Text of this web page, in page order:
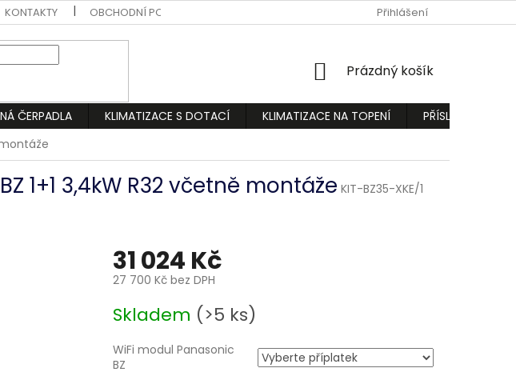
KONTAKTY OBCHODNÍ PODMÍNKY PODMÍNKY OCHRANY OSOBNÍCH ÚDAJŮ
Přihlášení
NÁKUPNÍ
Prázdný košík
ČERPADLA KLIMATIZACE S DOTACÍ KLIMATIZACE NA TOPENÍ
PŘÍSLUŠENSTVÍ
1+1 3,4kW R32 včetně montáže KIT-BZ35-XKE/1
31 024 Kč
27 700 Kčbez DPH
cena:
Skladem (>5 ks)
WiFi modul Panasonic
BZ